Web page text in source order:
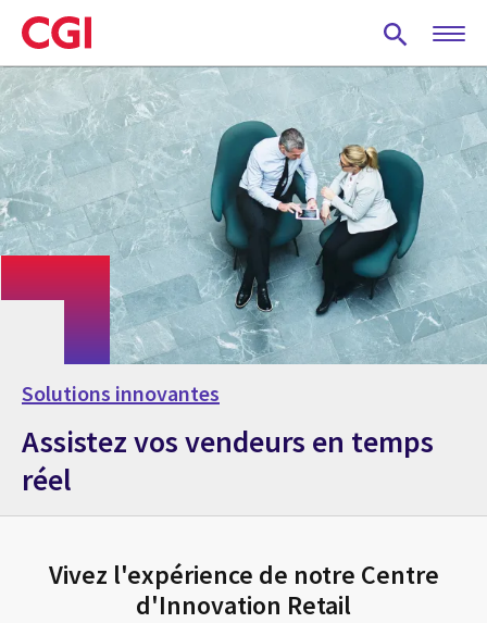
Skip
to
main
content
Solutions innovantes
Assistez vos vendeurs en temps
réel
Vivez l'expérience de notre Centre
d'Innovation Retail